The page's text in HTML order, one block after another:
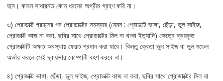
হবে। কারন সাধারনত কোন ধরনের অগ্রীম গ্রহণ করি না।
৩) প্রোডাক্ট গ্রহনের পর প্রোডাক্টের সমস্যার (যেমন : প্রোডাক্ট ভাঙ্গা, ছেঁড়া, ভুল সাইজ,
প্রোডাক্ট কাজ না করা, ছবির সাথে প্রোডাক্টের মিল না থাকা ইত্যাদি) ক্ষেত্রে ক্রয়কৃত
প্রোডাক্টটি অক্ষত অবস্থায় ফেরত প্রদান করা যাবে। কিন্তু ক্রেতা ভুল সাইজ বা ভুল মডেল
অর্ডার করলে সেই দ্বায়ভার কোম্পানী বহণ করবে না।
৪) প্রোডাক্ট ভাঙ্গা, ছেঁড়া, ভুল সাইজ, প্রোডাক্ট কাজ না করা, ছবির সাথে প্রোডাক্টের মিল না